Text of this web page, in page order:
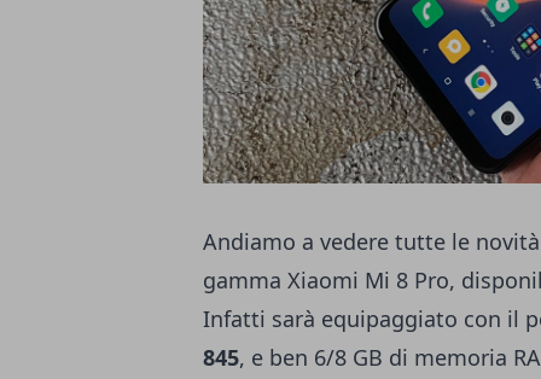
Andiamo a vedere tutte le
gamma Xiaomi Mi 8 Pro,
Infatti sarà equipaggiato con il
845, e ben 6/8 GB di memoria